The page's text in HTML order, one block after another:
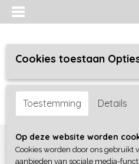
Inloggen Registreren
Home >Jongens baby>broeken
Cookies toestaan
Toestemming Details
Op deze website worden
Cookies worden door ons gebruikt
aanbieden van sociale media-